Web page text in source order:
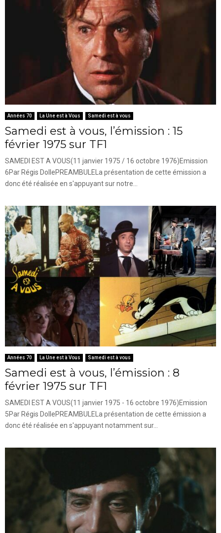
Années 70 La Une est à Vous Samedi est à vous
Samedi est à vous, l’émission : 15
février 1975 sur TF1
SAMEDI EST A VOUS(11 janvier 1975 / 16 octobre 1976)Emission
6Par Régis DollePREAMBULELa présentation de cette émission a
donc été réalisée en s'appuyant sur notre...
Années 70 La Une est à Vous Samedi est à vous
Samedi est à vous, l’émission : 8
février 1975 sur TF1
SAMEDI EST A VOUS(11 janvier 1975 - 16 octobre 1976)Emission
5Par Régis DollePREAMBULELa présentation de cette émission a
donc été réalisée en s'appuyant notamment sur...